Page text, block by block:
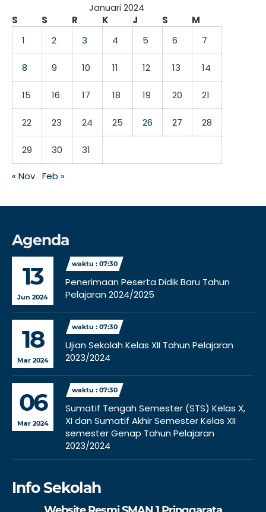
Januari 2024
S
S R K J S
M
1
2 3 4 5 6 7
8 9 10 11 12 13 14
15 16 17 18 19 20 21
22 23 24 25 26 27 28
29 30 31
« Nov Feb »
Agenda
13
Jun 2024
waktu : 07:30
Penerimaan Peserta Didik Baru Tahun
Pelajaran 2024/2025
18
Mar 2024
waktu : 07:30
Ujian Sekolah Kelas XII Tahun Pelajaran
2023/2024
06
Mar 2024
waktu : 07:30
Sumatif Tengah Semester (STS) Kelas X,
XI dan Sumatif Akhir Semester Kelas XII
semester Genap Tahun Pelajaran
2023/2024
Info Sekolah